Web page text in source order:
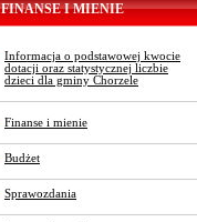
FINANSE I MIENIE
Informacja o podstawowej kwocie
dotacji oraz statystycznej liczbie
dzieci dla gminy Chorzele
Finanse i mienie
Budżet
Sprawozdania